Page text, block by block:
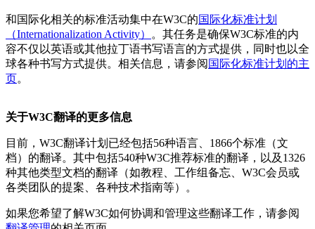
和国际化相关的标准活动集中在W3C的国际化标准计划
（Internationalization Activity）
。其任务是确保W3C标准的内
容不仅以英语或其他拉丁语书写语言的方式提供，同时也以全
球各种书写方式提供。相关信息，请参阅 国际化标准计划的主
页。
关于W3C翻译的更多信息
目前，W3C翻译计划已经包括56种语言、1866个标准（文
档）的翻译。其中包括540种W3C推荐标准的翻译，以及1326
种其他类型文档的翻译（如教程、工作组备忘、W3C会员或
各类团队的提案、各种技术指南等）。
如果您希望了解W3C如何协调和管理这些翻译工作，请参阅